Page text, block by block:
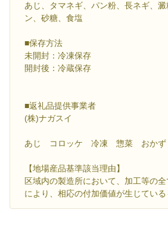
あじ、タマネギ、パン粉、長ネギ、
ン、砂糖、食塩
■保存方法
未開封：冷凍保存
開封後：冷蔵保存
■返礼品提供事業者
(株)ナガスイ
あじ コロッケ 冷凍 惣菜 おかず
【地場産品基準該当理由】
区域内の製造所において、加工等の
により、相応の付加価値が生じてい